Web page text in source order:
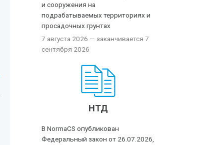
и сооружения на
подрабатываемых территориях и
просадочных грунтах
7 августа 2026 — заканчивается 7
сентября 2026
НТД
В NormaCS опубликован
Федеральный закон от 26.07.2026,